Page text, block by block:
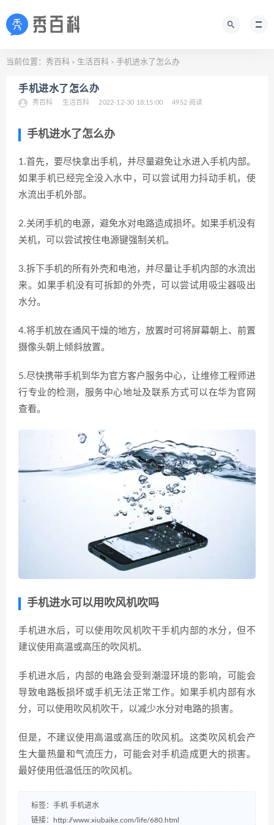
当前位置： 秀百科 > 生活百科 > 手机进水了怎么办
手机进水了怎么办
秀百科 生活百科 2022-12-30 18:15:00 4952 阅读
手机进水了怎么办
1.首先，要尽快拿出手机，并尽量避免让水进入手机内部。
如果手机已经完全没入水中，可以尝试用力抖动手机，使
水流出手机外部。
2.关闭手机的电源，避免水对电路造成损坏。如果手机没有
关机，可以尝试按住电源键强制关机。
3.拆下手机的所有外壳和电池，并尽量让手机内部的水流出
来。如果手机没有可拆卸的外壳，可以尝试用吸尘器吸出
水分。
4.将手机放在通风干燥的地方，放置时可将屏幕朝上、前置
摄像头朝上倾斜放置。
5.尽快携带手机到华为官方客户服务中心，让维修工程师进
行专业的检测，服务中心地址及联系方式可以在华为官网
查看。
手机进水可以用吹风机吹吗
手机进水后，可以使用吹风机吹干手机内部的水分，但不
建议使用高温或高压的吹风机。
手机进水后，内部的电路会受到潮湿环境的影响，可能会
导致电路板损坏或手机无法正常工作。如果手机内部有水
分，可以使用吹风机吹干，以减少水分对电路的损害。
但是，不建议使用高温或高压的吹风机。这类吹风机会产
生大量热量和气流压力，可能会对手机造成更大的损害。
最好使用低温低压的吹风机。
标签： 手机 手机进水
链接：
http://www.xiubaike.com/life/680.html